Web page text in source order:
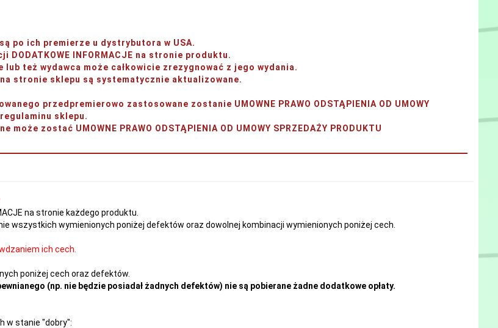
po ich premierze u dystrybutora w USA.
INFORMACJE na stronie produktu.
też wydawca może całkowicie zrezygnować z jego wydania.
stronie sklepu są systematycznie aktualizowane.
przedpremierowo zastosowane zostanie UMOWNE PRAWO ODSTĄPIENIA OD UMOWY
regulaminu sklepu.
zostać UMOWNE PRAWO ODSTĄPIENIA OD UMOWY SPRZEDAŻY PRODUKTU
na stronie każdego produktu.
wszystkich wymienionych poniżej defektów oraz dowolnej kombinacji wymienionych poniżej cech.
ich cech.
poniżej cech oraz defektów.
(np. nie będzie posiadał żadnych defektów) nie są pobierane żadne dodatkowe opłaty.
w stanie "dobry":